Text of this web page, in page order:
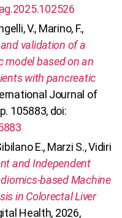
V., Marino, F.,
validation of a
model based on an
with pancreatic
Journal of
105883, doi:
E., Marzi S., Vidiri
and Independent
based Machine
in Colorectal Liver
Health, 2026,